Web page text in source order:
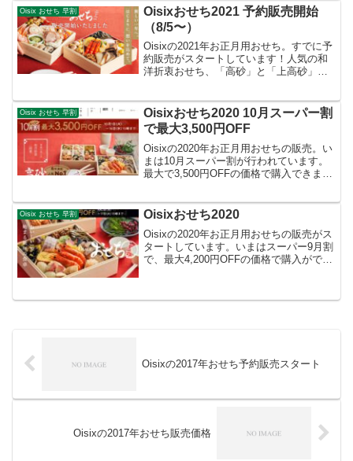
フ。「今が一番おトク！」だ...
Oisix おせち 早割
Oisixおせち2021 予約販売開始
（8/5〜）
Oisixの2021年お正月用おせち。すでに予
約販売がスタートしています！人気の和
洋折衷おせち、「高砂」と「上高砂」が
れ、新商品も多く盛り付けられていま
す。高砂和洋折衷お...
Oisix おせち 早割
Oisixおせち2020 10月スーパー割
で最大3,500円OFF
Oisixの2020年お正月用おせちの販売。い
まは10月スーパー割が行われています。
最大で3,500円OFFの価格で購入できま
の購入が可能となっていま...
Oisix おせち 早割 Oisixおせち2020
Oisixの2020年お正月用おせちの販売がス
タートしています。いまはスーパー9月割
で、最大4,200円OFFの価格で購入ができ
Oisixの2017年おせち予約販売スタート
Oisixの2017年おせち販売価格